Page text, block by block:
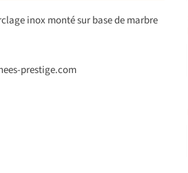
inox monté sur base de marbre
prestige.com